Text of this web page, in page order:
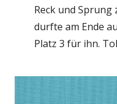
Reck und Sprung
durfte am Ende
Platz 3 für ihn.